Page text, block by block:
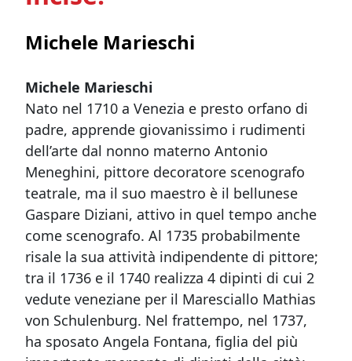
Michele Marieschi
Michele Marieschi
Nato nel 1710 a Venezia e presto orfano di
padre, apprende giovanissimo i rudimenti
dell’arte dal nonno materno Antonio
Meneghini, pittore decoratore scenografo
teatrale, ma il suo maestro è il bellunese
Gaspare Diziani, attivo in quel tempo anche
come scenografo. Al 1735 probabilmente
risale la sua attività indipendente di pittore;
tra il 1736 e il 1740 realizza 4 dipinti di cui 2
vedute veneziane per il Maresciallo Mathias
von Schulenburg. Nel frattempo, nel 1737,
ha sposato Angela Fontana, figlia del più